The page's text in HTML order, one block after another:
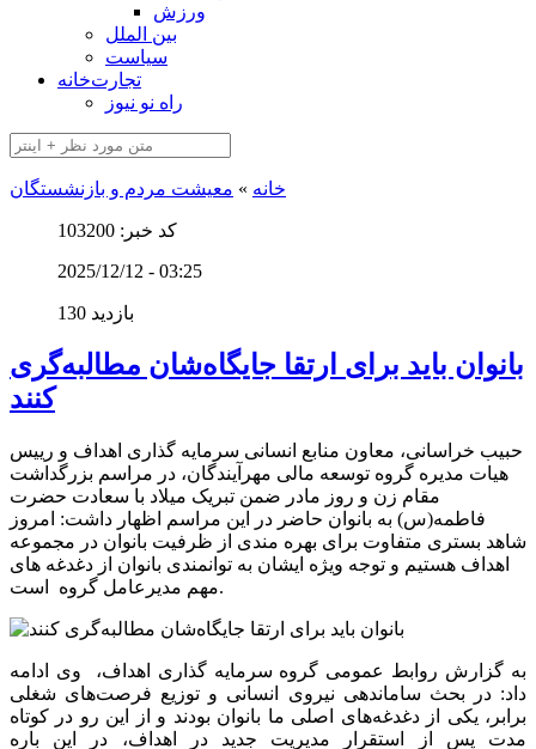
ورزش
بین الملل
سیاست
تجارت‌خانه
راه نو نیوز
خانه » معیشت مردم و بازنشستگان
کد خبر: 103200
2025/12/12 - 03:25
130 بازدید
بانوان باید برای ارتقا جایگاه‌شان مطالبه‌گری
کنند
حبیب خراسانی، معاون منابع انسانی سرمایه گذاری اهداف و رییس
هیات مدیره گروه توسعه مالی مهرآیندگان، در مراسم بزرگداشت
مقام زن و روز مادر ضمن تبریک میلاد با سعادت حضرت
فاطمه(س) به بانوان حاضر در این مراسم اظهار داشت: امروز
شاهد بستری متفاوت برای بهره مندی از ظرفیت بانوان در مجموعه
اهداف هستیم و توجه ویژه ایشان به توانمندی بانوان از دغدغه های
مهم مدیرعامل گروه است.
به گزارش روابط عمومی گروه سرمایه گذاری اهداف، وی ادامه
داد: در بحث ساماندهی نیروی انسانی و توزیع فرصت‌های شغلی
برابر‌، یکی از دغدغه‌های اصلی ما بانوان بودند و از این رو در کوتاه
مدت پس از استقرار مدیریت جدید در اهداف، در این باره